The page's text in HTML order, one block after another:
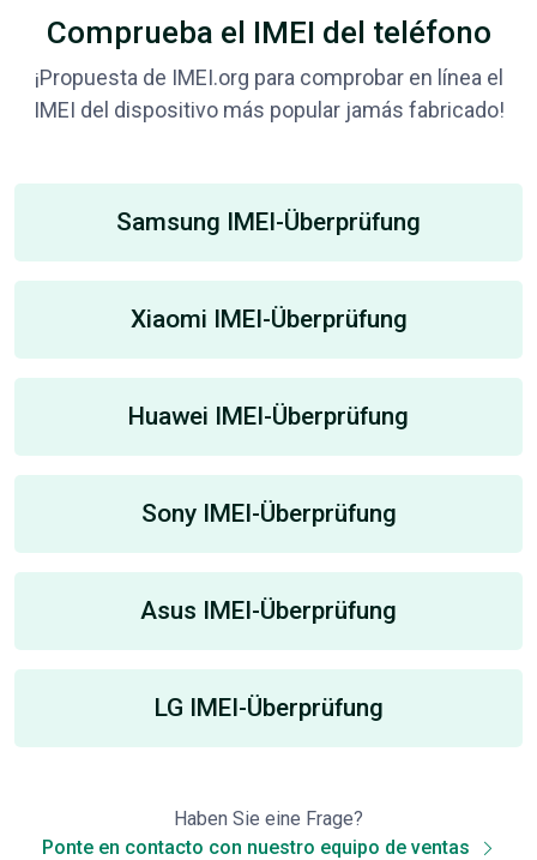
Comprueba el IMEI del teléfono
¡Propuesta de IMEI.org para comprobar en línea el
IMEI del dispositivo más popular jamás fabricado!
Samsung IMEI-Überprüfung
Xiaomi IMEI-Überprüfung
Huawei IMEI-Überprüfung
Sony IMEI-Überprüfung
Asus IMEI-Überprüfung
LG IMEI-Überprüfung
Haben Sie eine Frage?
Ponte en contacto con nuestro equipo de ventas